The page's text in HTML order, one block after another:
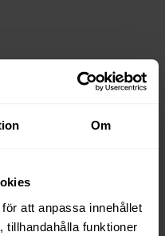
Om
att anpassa innehållet
tillhandahålla funktioner